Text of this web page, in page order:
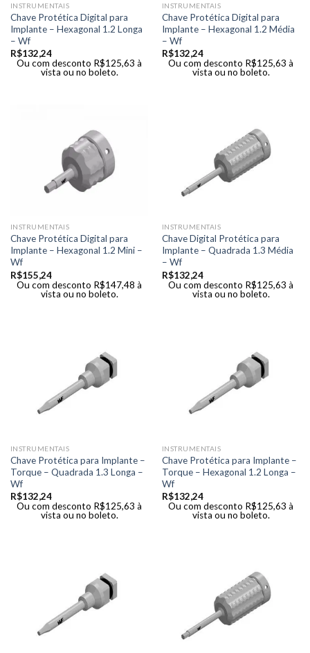
INSTRUMENTAIS
Chave Protética Digital para
Implante – Hexagonal 1.2 Longa
– Wf
R$132,24
Ou com desconto R$125,63 à
vista ou no boleto.
INSTRUMENTAIS
Chave Protética Digital para
Implante – Hexagonal 1.2 Média
– Wf
R$132,24
Ou com desconto R$125,63 à
vista ou no boleto.
INSTRUMENTAIS
Chave Protética Digital para
Implante – Hexagonal 1.2 Mini –
Wf
R$155,24
Ou com desconto R$147,48 à
vista ou no boleto.
INSTRUMENTAIS
Chave Digital Protética para
Implante – Quadrada 1.3 Média
– Wf
R$132,24
Ou com desconto R$125,63 à
vista ou no boleto.
INSTRUMENTAIS
Chave Protética para Implante –
Torque – Quadrada 1.3 Longa –
Wf
R$132,24
Ou com desconto R$125,63 à
vista ou no boleto.
INSTRUMENTAIS
Chave Protética para Implante –
Torque – Hexagonal 1.2 Longa –
Wf
R$132,24
Ou com desconto R$125,63 à
vista ou no boleto.